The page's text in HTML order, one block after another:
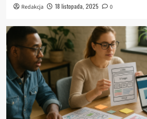
Redakcja 18 listopada, 2025 0